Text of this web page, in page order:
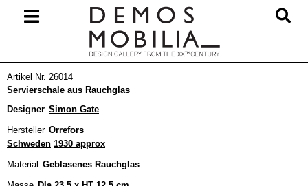
Navigation
Artikel Nr. 26014
Servierschale aus Rauchglas
Designer Simon Gate
Hersteller Orrefors
Schweden 1930 approx
Material Geblasenes Rauchglas